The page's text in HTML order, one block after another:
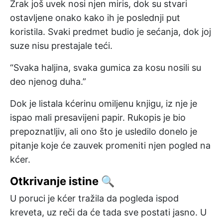
Zrak još uvek nosi njen miris, dok su stvari
ostavljene onako kako ih je poslednji put
koristila. Svaki predmet budio je sećanja, dok joj
suze nisu prestajale teći.
“Svaka haljina, svaka gumica za kosu nosili su
deo njenog duha.”
Dok je listala kćerinu omiljenu knjigu, iz nje je
ispao mali presavijeni papir. Rukopis je bio
prepoznatljiv, ali ono što je usledilo donelo je
pitanje koje će zauvek promeniti njen pogled na
kćer.
Otkrivanje istine 🔍
U poruci je kćer tražila da pogleda ispod
kreveta, uz reči da će tada sve postati jasno. U